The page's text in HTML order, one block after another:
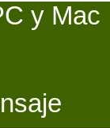
y Mac